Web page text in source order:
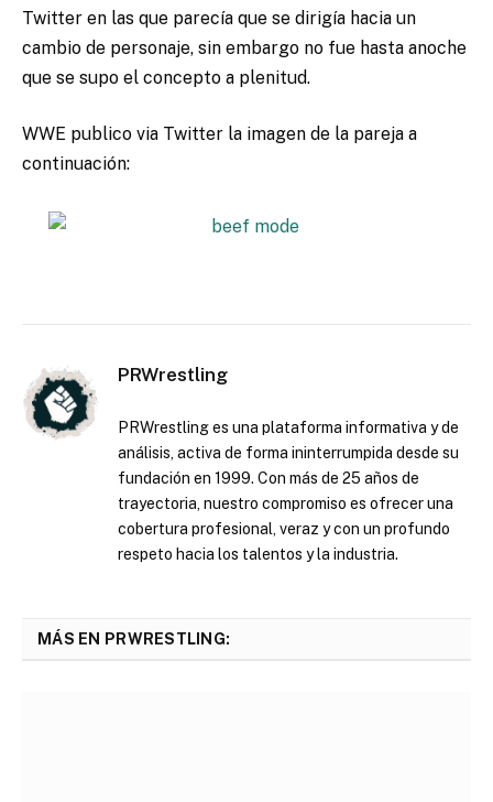
Twitter en las que parecía que se dirigía hacia un
cambio de personaje, sin embargo no fue hasta anoche
que se supo el concepto a plenitud.
WWE publico via Twitter la imagen de la pareja a
continuación:
PRWrestling
PRWrestling es una plataforma informativa y de
análisis, activa de forma ininterrumpida desde su
fundación en 1999. Con más de 25 años de
trayectoria, nuestro compromiso es ofrecer una
cobertura profesional, veraz y con un profundo
respeto hacia los talentos y la industria.
MÁS EN PRWRESTLING: